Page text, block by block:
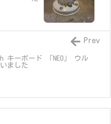
キーボード 「NEO」 ウル
ました
Prev